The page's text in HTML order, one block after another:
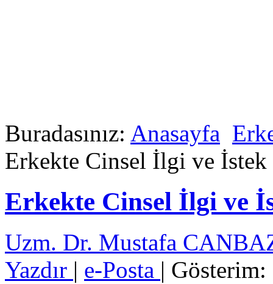
Buradasınız: Anasayfa
Erkekte Cinsel İlgi ve
Erkekte Cinsel İlgi ve
Uzm. Dr. Mustafa
Yazdır | e-Posta |